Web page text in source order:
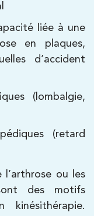
liée à une
en plaques,
d’accident
(lombalgie,
(retard
l’arthrose ou les
des motifs
92290
92290